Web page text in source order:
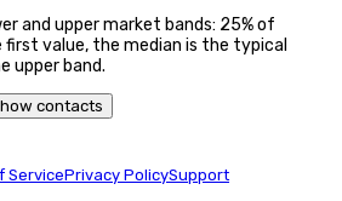
and upper market bands: 25% of
value, the median is the typical
upper band.
contacts
ServicePrivacy PolicySupport